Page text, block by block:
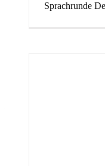
Sprachrunde